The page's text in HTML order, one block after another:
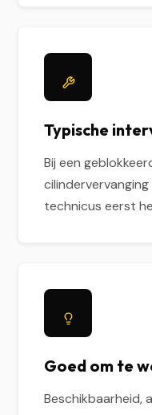
Typische
Bij een
technicus eerst
Goed om te
Beschikbaarheid,